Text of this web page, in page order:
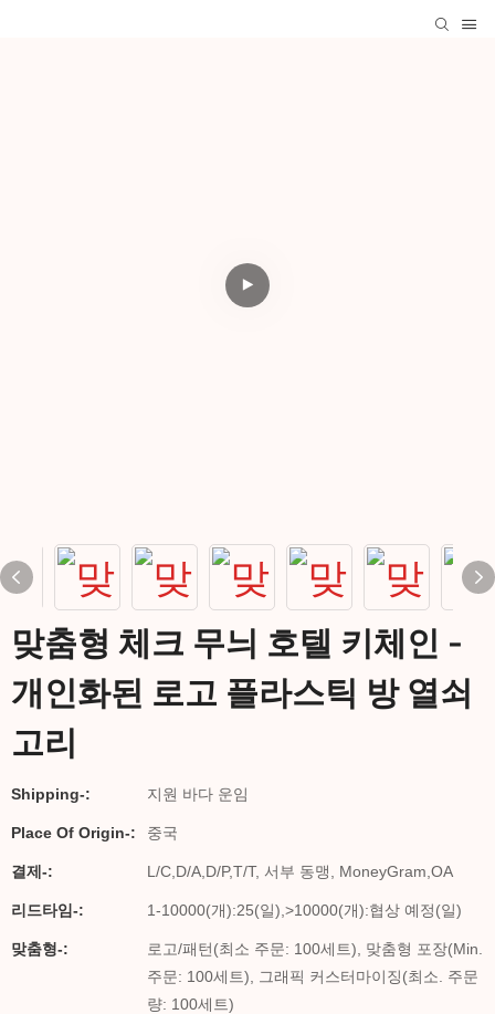
맞춤형 체크 무늬 호텔 키체인 -
개인화된 로고 플라스틱 방 열쇠
고리
Shipping-: 지원 바다 운임
Place Of Origin-: 중국
결제-: L/C,D/A,D/P,T/T, 서부 동맹, MoneyGram,OA
리드타임-: 1-10000(개):25(일),>10000(개):협상 예정(일)
맞춤형-:
로고/패턴(최소 주문: 100세트), 맞춤형 포장(Min.
주문: 100세트), 그래픽 커스터마이징(최소. 주문
량: 100세트)